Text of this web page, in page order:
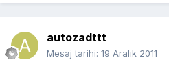
autozadttt
Mesaj tarihi: 19 Aralık 2011